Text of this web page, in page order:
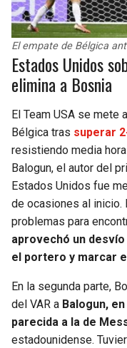
El empate de Bélgica
Estados Unidos
elimina a Bosnia
El Team USA se mete
Bélgica tras superar
resistiendo media
Balogun, el autor del
Estados Unidos fue
de ocasiones al inicio.
problemas para
aprovechó un
el portero y marcar
En la segunda parte,
del VAR a Balogun,
parecida a la de
estadounidense.